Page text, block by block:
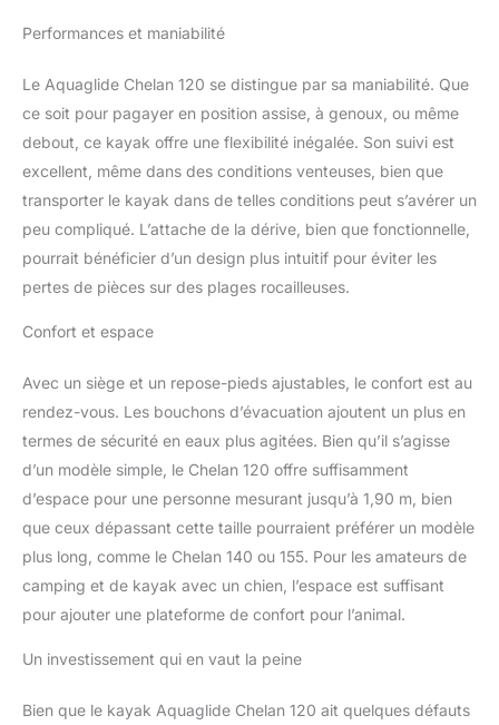
Performances et maniabilité
Le Aquaglide Chelan 120 se distingue par sa maniabilité. Que
ce soit pour pagayer en position assise, à genoux, ou même
debout, ce kayak offre une flexibilité inégalée. Son suivi est
excellent, même dans des conditions venteuses, bien que
transporter le kayak dans de telles conditions peut s’avérer un
peu compliqué. L’attache de la dérive, bien que fonctionnelle,
pourrait bénéficier d’un design plus intuitif pour éviter les
pertes de pièces sur des plages rocailleuses.
Confort et espace
Avec un siège et un repose-pieds ajustables, le confort est au
rendez-vous. Les bouchons d’évacuation ajoutent un plus en
termes de sécurité en eaux plus agitées. Bien qu’il s’agisse
d’un modèle simple, le Chelan 120 offre suffisamment
d’espace pour une personne mesurant jusqu’à 1,90 m, bien
que ceux dépassant cette taille pourraient préférer un modèle
plus long, comme le Chelan 140 ou 155. Pour les amateurs de
camping et de kayak avec un chien, l’espace est suffisant
pour ajouter une plateforme de confort pour l’animal.
Un investissement qui en vaut la peine
Bien que le kayak Aquaglide Chelan 120 ait quelques défauts